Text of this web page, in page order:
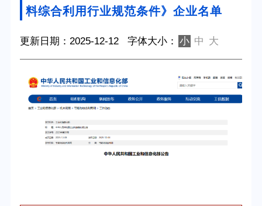
料综合利用行业规范条件》企业名单
更新日期：2025-12-12 字体大小： 小 中 大